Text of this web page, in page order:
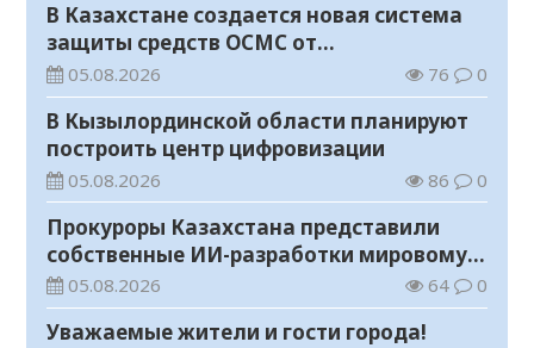
В Казахстане создается новая система
защиты средств ОСМС от
необоснованных выплат
05.08.2026 76 0
В Кызылординской области планируют
построить центр цифровизации
05.08.2026 86 0
Прокуроры Казахстана представили
собственные ИИ-разработки мировому
эксперту Кай-Фу Ли
05.08.2026 64 0
Уважаемые жители и гости города!